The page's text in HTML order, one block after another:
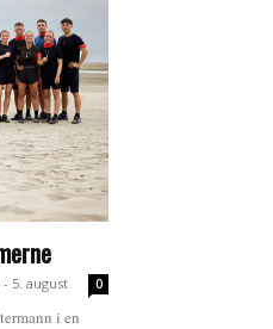
- 5. august 0
i en